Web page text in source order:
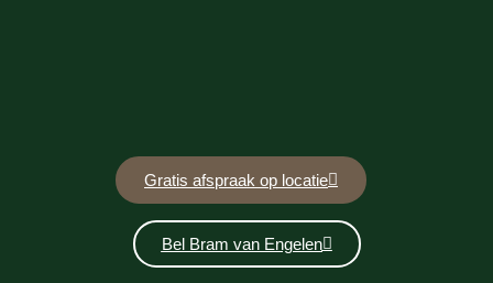
Gratis afspraak op locatie
Bel Bram van Engelen